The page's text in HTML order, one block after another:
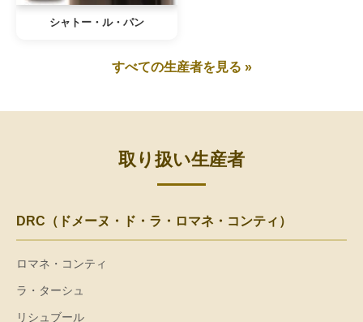
シャトー・ル・パン
すべての生産者を見る »
取り扱い生産者
DRC（ドメーヌ・ド・ラ・ロマネ・コンティ）
ロマネ・コンティ
ラ・ターシュ
リシュブール